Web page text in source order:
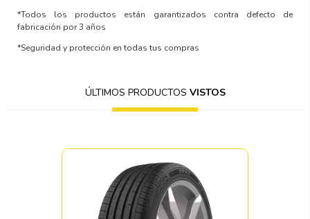
*Todos los productos están garantizados contra defecto de
fabricación por 3 años
*Seguridad y protección en todas tus compras
ÚLTIMOS PRODUCTOS VISTOS